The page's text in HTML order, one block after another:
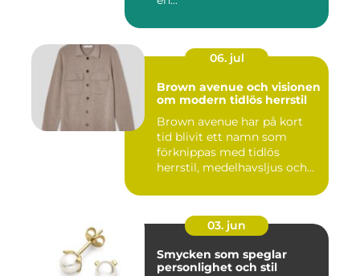
06. jul
Brown avenue och visionen
om modern tidlös herrstil
Brown avenue har på kort
tid blivit ett namn som
förknippas med tidlös
herrstil, medelhavsljus och
03. jun
Smycken som speglar
personlighet och stil